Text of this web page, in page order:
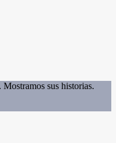
sus historias.